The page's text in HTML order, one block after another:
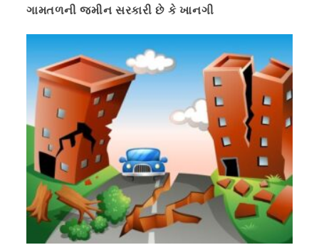
ગામતળની જમીન સરકારી છે કે ખાનગી